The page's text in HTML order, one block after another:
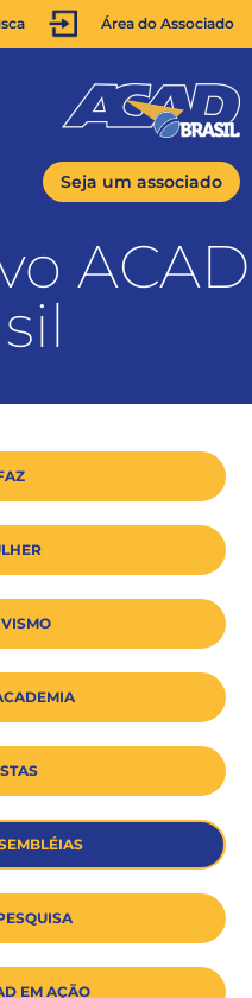
Área do Associado
Seja um associado
ACAD
EM AÇÃO